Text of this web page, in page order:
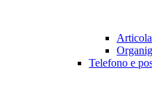
Telefono e